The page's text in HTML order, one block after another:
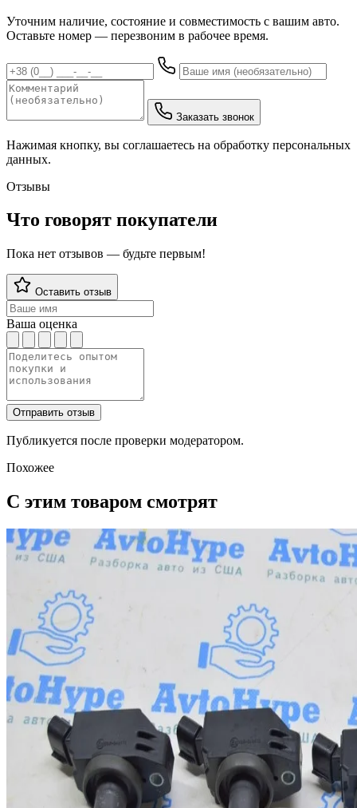
Уточним наличие, состояние и совместимость с вашим авто.
Оставьте номер — перезвоним в рабочее время.
Заказать звонок
Нажимая кнопку, вы соглашаетесь на обработку персональных
данных.
Отзывы
Что говорят покупатели
Пока нет отзывов — будьте первым!
Оставить отзыв
Ваша оценка
Отправить отзыв
Публикуется после проверки модератором.
Похожее
С этим товаром смотрят